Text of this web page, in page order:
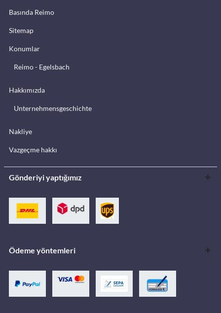
Basında Reimo
Sitemap
Konumlar
Reimo - Egelsbach
Hakkımızda
Unternehmensgeschichte
Nakliye
Vazgeçme hakkı
Gönderiyi yaptığımız
Ödeme yöntemleri